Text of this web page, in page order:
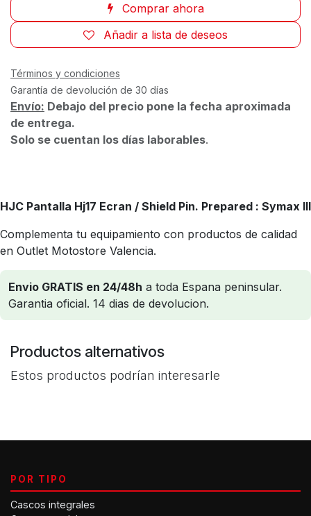
Comprar ahora
Añadir a lista de deseos
Términos y condiciones
Garantía de devolución de 30 días
Envío: Debajo del precio pone la fecha aproximada
de entrega.
Solo se cuentan los días laborables.
HJC Pantalla Hj17 Ecran / Shield Pin. Prepared : Symax III
Complementa tu equipamiento con productos de calidad
en Outlet Motostore Valencia.
Envio GRATIS en 24/48h a toda Espana peninsular.
Garantia oficial. 14 dias de devolucion.
Productos alternativos
Estos productos podrían interesarle
POR TIPO
Cascos integrales